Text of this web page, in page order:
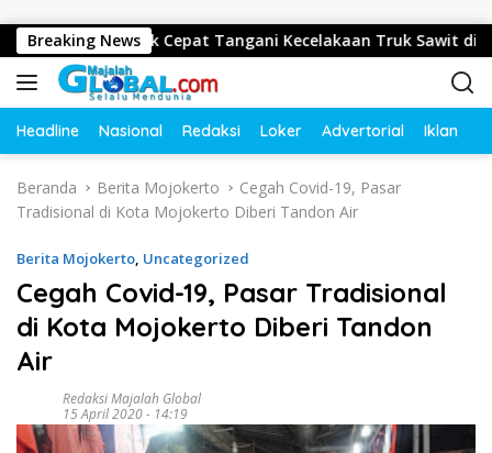
Breaking News
Gerak Cepat Tangani Kecelakaan Truk Sawit di Jalur
Headline Nasional Redaksi Loker Advertorial Iklan
Beranda Berita Mojokerto
Cegah Covid-19, Pasar
Tradisional di Kota Mojokerto Diberi Tandon Air
Berita Mojokerto, Uncategorized
Cegah Covid-19, Pasar Tradisional
di Kota Mojokerto Diberi Tandon
Air
Redaksi Majalah Global
15 April 2020 - 14:19